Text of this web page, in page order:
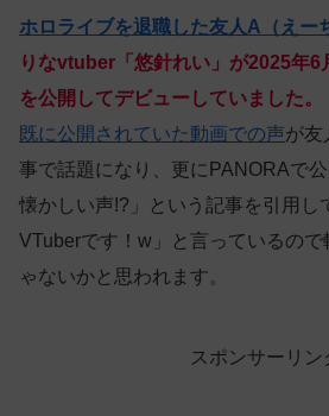
ホロライブを退職した友人A（えー
りなvtuber「悠針れい」が2025年6
を公開してデビューしていました。
既に公開されていた動画での声が友
事で話題になり、更にPANORAで
懐かしい声!?」という記事を引用し
VTuberです！w」と言っているの
ゃないかと思われます。
スポンサーリン